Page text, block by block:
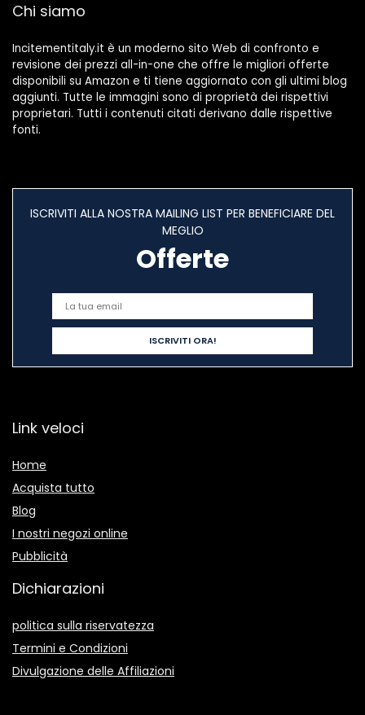
Chi siamo
Incitementitaly.it è un moderno sito Web di confronto e
revisione dei prezzi all-in-one che offre le migliori offerte
disponibili su Amazon e ti tiene aggiornato con gli ultimi blog
aggiunti. Tutte le immagini sono di proprietà dei rispettivi
proprietari. Tutti i contenuti citati derivano dalle rispettive
fonti.
ISCRIVITI ALLA NOSTRA MAILING LIST PER BENEFICIARE DEL
MEGLIO
Offerte
Link veloci
Home
Acquista tutto
Blog
I nostri negozi online
Pubblicità
Dichiarazioni
politica sulla riservatezza
Termini e Condizioni
Divulgazione delle Affiliazioni